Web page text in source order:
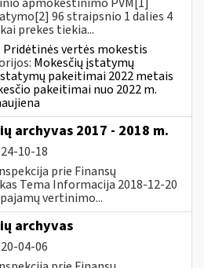
96 straipsnio 1 dalies 4
prekes tiekia...
Pridėtinės vertės mokestis
Mokesčių įstatymų
pakeitimai 2022 metais
pakeitimai nuo 2022 m.
archyvas 2017 - 2018 m.
10-18
prie Finansų
Tema Informacija 2018-12-20
vertinimo...
archyvas
04-06